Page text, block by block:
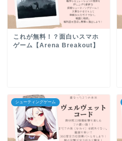
これが無料！？面白いスマホ
ゲーム【Arena Breakout】
シューティングゲーム